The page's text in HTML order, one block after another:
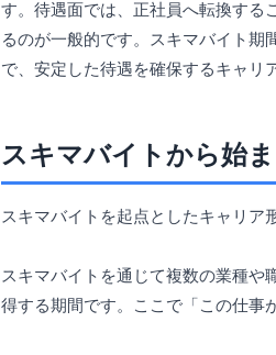
す。待遇面では、正社員へ転換する
るのが一般的です。スキマバイト期
で、安定した待遇を確保するキャリ
スキマバイトから始
スキマバイトを起点としたキャリア
スキマバイトを通じて複数の業種や
得する期間です。ここで「この仕事